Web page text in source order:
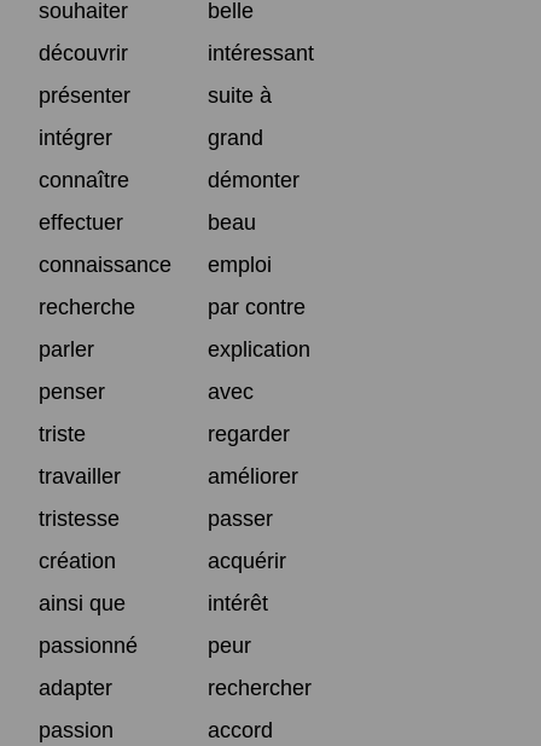
souhaiter
belle
découvrir
intéressant
présenter
suite à
intégrer
grand
connaître
démonter
effectuer
beau
connaissance
emploi
recherche
par contre
parler
explication
penser
avec
triste
regarder
travailler
améliorer
tristesse
passer
création
acquérir
ainsi que
intérêt
passionné
peur
adapter
rechercher
passion
accord